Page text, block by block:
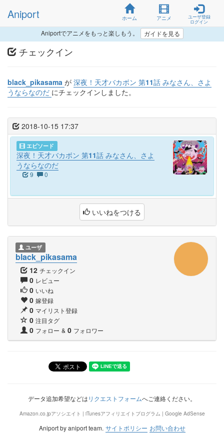
Aniport ホーム アニメ
ユーザ登録
ログイン
Aniportでアニメをもっと楽しもう。 ガイドを見る
チェックイン
black_pikasama が 深夜！天才バカボン 第11話 みなさん、さよ
うならなのだ にチェックインしました。
2018-10-15 17:37
エピソード
深夜！天才バカボン 第11話 みなさん、さよ
うならなのだ
9 0
いいねをつける
ユーザ
black_pikasama
12 チェックイン
0 レビュー
0 いいね
0 嫁登録
0 マイリスト登録
0 注目タグ
0 フォロー & 0 フォロワー
データ追加希望などはリクエストフォームへご連絡ください。
Amazon.co.jpアソシエイト | iTunesアフィリエイトプログラム | Google AdSense
Aniport by aniport team. サイトポリシー お問い合わせ